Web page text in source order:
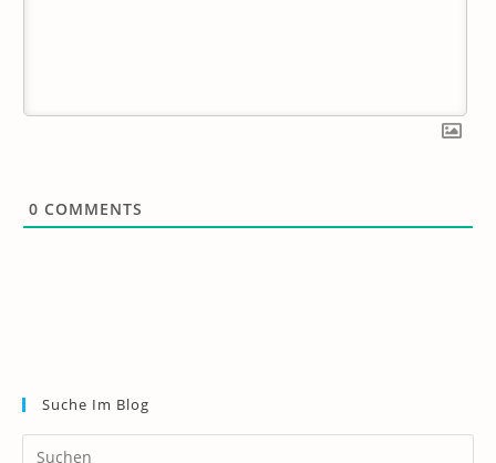
0 COMMENTS
Suche Im Blog